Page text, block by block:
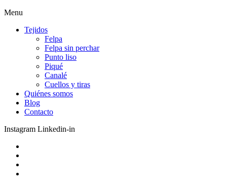
Menu
Tejidos
Felpa
Felpa sin perchar
Punto liso
Piqué
Canalé
Cuellos y tiras
Quiénes somos
Blog
Contacto
Instagram Linkedin-in